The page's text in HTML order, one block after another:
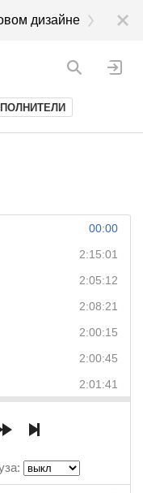
дизайне
00:00
2:15:01
2:05:12
2:08:21
2:00:15
2:00:45
2:01:41